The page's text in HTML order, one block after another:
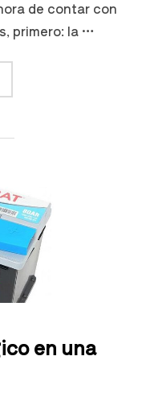
de contar con
primero: la …
en una